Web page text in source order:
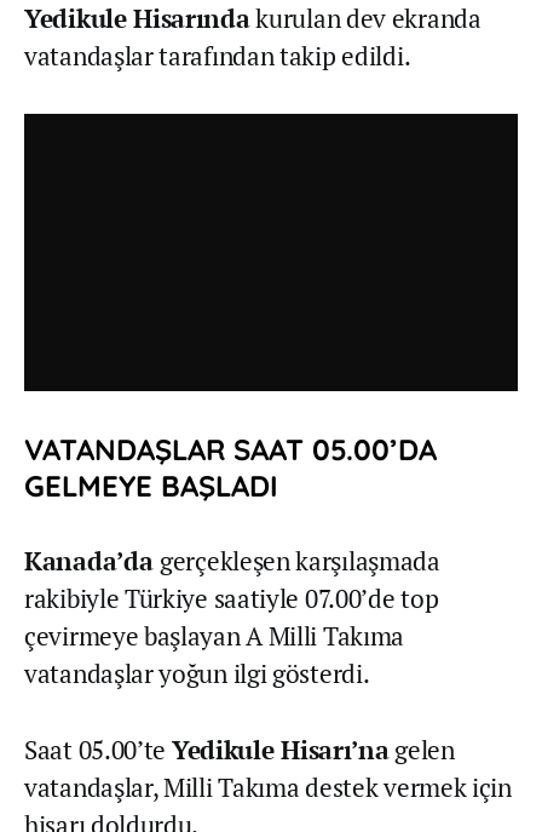
Yedikule Hisarındakurulan dev ekranda
vatandaşlar tarafından takip edildi.
VATANDAŞLAR SAAT 05.00’DA
GELMEYE BAŞLADI
Kanada’da gerçekleşen karşılaşmada
rakibiyle Türkiye saatiyle 07.00’de top
çevirmeye başlayan A Milli Takıma
vatandaşlar yoğun ilgi gösterdi.
Saat 05.00’te Yedikule Hisarı’nagelen
vatandaşlar, Milli Takıma destek vermek için
hisarı doldurdu.